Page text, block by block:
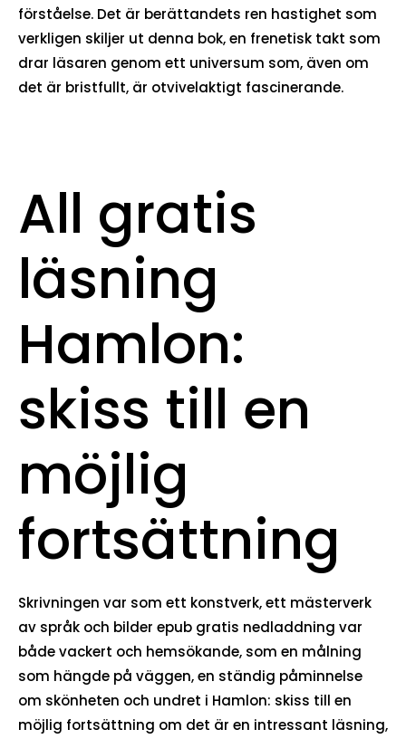
förståelse. Det är berättandets ren hastighet som
verkligen skiljer ut denna bok, en frenetisk takt som
drar läsaren genom ett universum som, även om
det är bristfullt, är otvivelaktigt fascinerande.
All gratis
läsning
Hamlon:
skiss till en
möjlig
fortsättning
Skrivningen var som ett konstverk, ett mästerverk
av språk och bilder epub gratis nedladdning var
både vackert och hemsökande, som en målning
som hängde på väggen, en ständig påminnelse
om skönheten och undret i Hamlon: skiss till en
möjlig fortsättning om det är en intressant läsning,